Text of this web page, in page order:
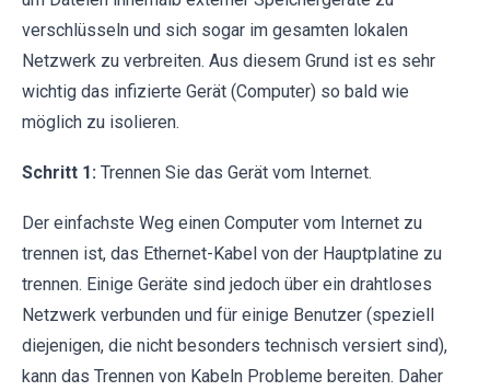
verschlüsseln und sich sogar im gesamten lokalen
Netzwerk zu verbreiten. Aus diesem Grund ist es sehr
wichtig das infizierte Gerät (Computer) so bald wie
möglich zu isolieren.
Schritt 1: Trennen Sie das Gerät vom Internet.
Der einfachste Weg einen Computer vom Internet zu
trennen ist, das Ethernet-Kabel von der Hauptplatine zu
trennen. Einige Geräte sind jedoch über ein drahtloses
Netzwerk verbunden und für einige Benutzer (speziell
diejenigen, die nicht besonders technisch versiert sind),
kann das Trennen von Kabeln Probleme bereiten. Daher